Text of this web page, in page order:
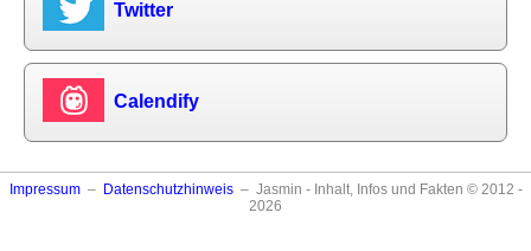
Twitter
Calendify
Impressum– Datenschutzhinweis– Jasmin - Inhalt, Infos und Fakten © 2012 -
2026